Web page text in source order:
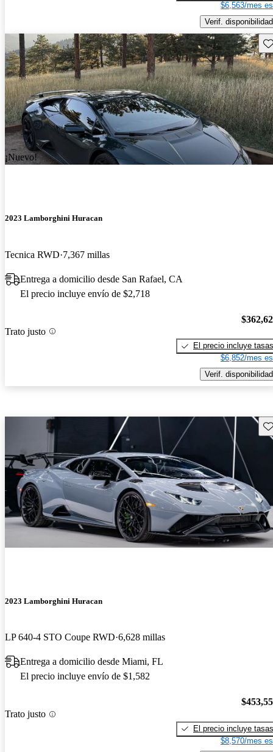
$6,563/mes
Verif. disponibilidad
¡Nuevo!
2023 Lamborghini Huracan
Tecnica RWD 7,367 millas
Entrega a domicilio desde San Rafael, CA
El precio incluye envío de $2,718
Trato justo
El precio incluye tasas
$6,852/mes
Verif. disponibilidad
2023 Lamborghini Huracan
LP 640-4 STO Coupe RWD 6,628 millas
Entrega a domicilio desde Miami, FL
El precio incluye envío de $1,582
Trato justo
El precio incluye tasas
$8,570/mes